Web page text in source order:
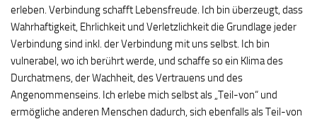
erleben. Verbindung schafft Lebensfreude. Ich bin überzeugt, dass
Wahrhaftigkeit, Ehrlichkeit und Verletzlichkeit die Grundlage jeder
Verbindung sind inkl. der Verbindung mit uns selbst. Ich bin
vulnerabel, wo ich berührt werde, und schaffe so ein Klima des
Durchatmens, der Wachheit, des Vertrauens und des
Angenommenseins. Ich erlebe mich selbst als „Teil-von“ und
ermögliche anderen Menschen dadurch, sich ebenfalls als Teil-von